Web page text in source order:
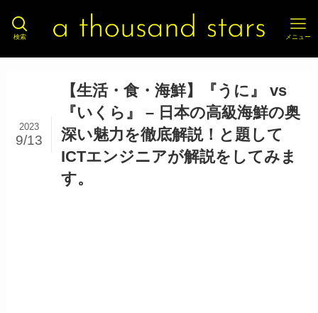
検索 メニュー
【生活・食・海鮮】『うに』 vs
『いくら』 – 日本の高級海鮮の奥
深い魅力を徹底解説！と題して
ICTエンジニアが解説をしてみま
す。
2023
9/13